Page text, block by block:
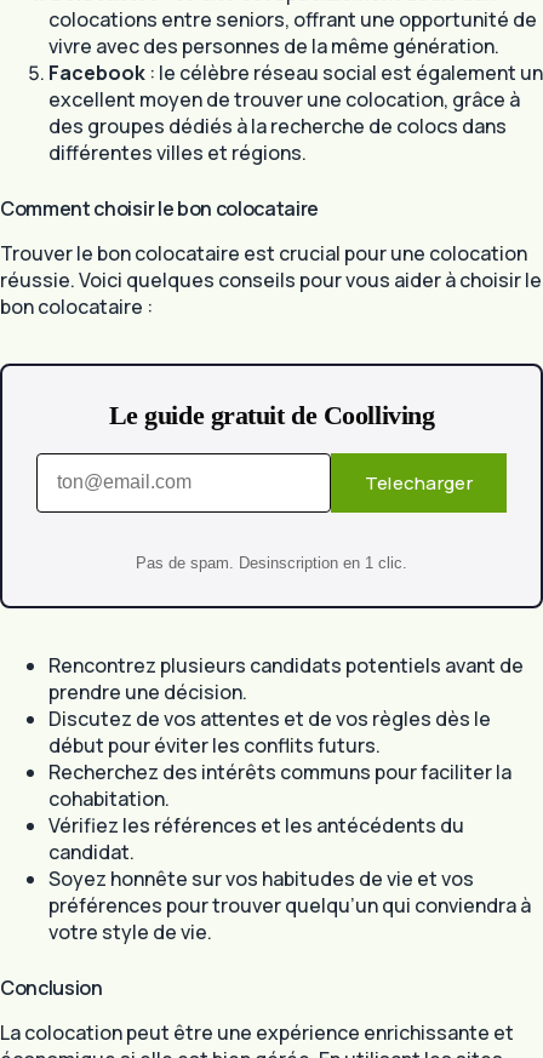
colocations entre seniors, offrant une opportunité de
vivre avec des personnes de la même génération.
Facebook : le célèbre réseau social est également un
excellent moyen de trouver une colocation, grâce à
des groupes dédiés à la recherche de colocs dans
différentes villes et régions.
Comment choisir le bon colocataire
Trouver le bon colocataire est crucial pour une colocation
réussie. Voici quelques conseils pour vous aider à choisir le
bon colocataire :
Le guide gratuit de Coolliving
Telecharger
Pas de spam. Desinscription en 1 clic.
Rencontrez plusieurs candidats potentiels avant de
prendre une décision.
Discutez de vos attentes et de vos règles dès le
début pour éviter les conflits futurs.
Recherchez des intérêts communs pour faciliter la
cohabitation.
Vérifiez les références et les antécédents du
candidat.
Soyez honnête sur vos habitudes de vie et vos
préférences pour trouver quelqu’un qui conviendra à
votre style de vie.
Conclusion
La colocation peut être une expérience enrichissante et